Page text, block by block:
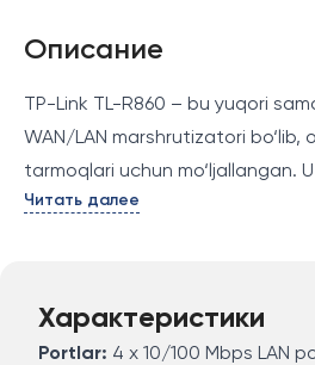
Описание
TP-Link TL-R860 – bu yuqori
WAN/LAN marshrutizatori bo‘lib,
tarmoqlari uchun mo‘ljallangan.
porti va 1 ta 10/100 Mbps WAN
foydalanuvchilarga tarmoqni
imkoniyatini beradi va xavfsizlikni
Читать далее
Характеристики
Portlar: 4 x 10/100 Mbps LAN